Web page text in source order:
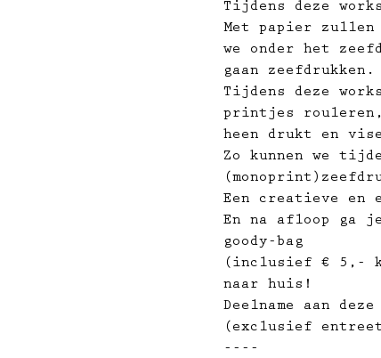
Tijdens deze
Met papier zullen
we onder het
gaan zeefdrukken.
Tijdens deze
printjes rouleren,
heen drukt en
Zo kunnen we
Een creatieve en
En na afloop ga
goody-bag
(inclusief € 5,-
naar huis!
Deelname aan
(exclusief
----